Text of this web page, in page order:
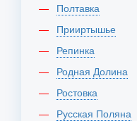
Полтавка
Прииртышье
Репинка
Родная Долина
Ростовка
Русская Поляна